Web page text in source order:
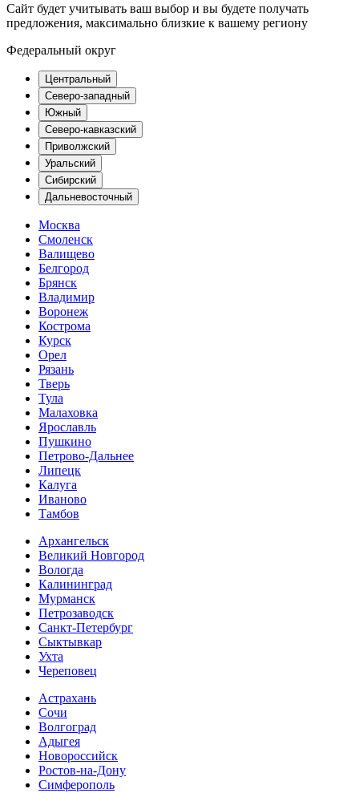
Сайт будет учитывать ваш выбор и вы будете получать
предложения, максимально близкие к вашему региону
Федеральный округ
Центральный
Северо-западный
Южный
Северо-кавказский
Приволжский
Уральский
Сибирский
Дальневосточный
Москва
Смоленск
Валищево
Белгород
Брянск
Владимир
Воронеж
Кострома
Курск
Орел
Рязань
Тверь
Тула
Малаховка
Ярославль
Пушкино
Петрово-Дальнее
Липецк
Калуга
Иваново
Тамбов
Архангельск
Великий Новгород
Вологда
Калининград
Мурманск
Петрозаводск
Санкт-Петербург
Сыктывкар
Ухта
Череповец
Астрахань
Сочи
Волгоград
Адыгея
Новороссийск
Ростов-на-Дону
Симферополь